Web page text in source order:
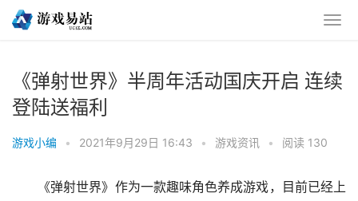
《弹射世界》半周年活动国庆开启 连续
登陆送福利
游戏小编 • 2021年9月29日 16:43 • 游戏资讯 • 阅读 130
《弹射世界》作为一款趣味角色养成游戏，目前已经上